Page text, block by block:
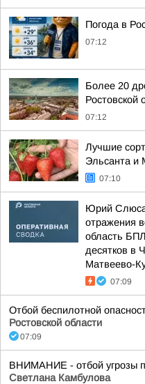
Погода в
07:12
Более 20
Ростовской
07:12
Лучшие
Эльсанта и
07:10
Юрий
отражения
область
десятков в
Матвеево-
07:09
Отбой беспилотной
Ростовской области
07:09
ВНИМАНИЕ - отбой угрозы
Светлана Камбулова